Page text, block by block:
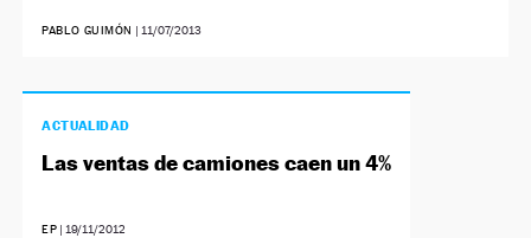
PABLO GUIMÓN |11/07/2013
ACTUALIDAD
Las ventas de camiones caen un 4%
EP |19/11/2012